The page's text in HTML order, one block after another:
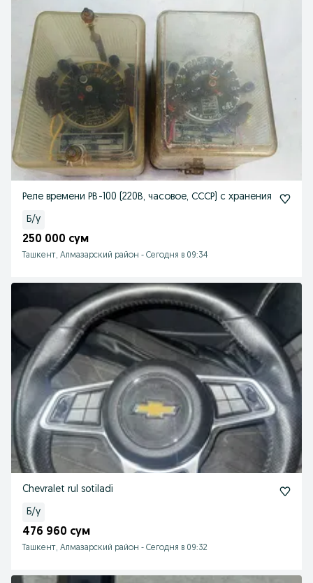
Реле времени РВ-100 (220В, часовое, СССР) с хранения
Б/у
250 000 сум
Ташкент, Алмазарский район - Сегодня в 09:34
Chevralet rul sotiladi
Б/у
476 960 сум
Ташкент, Алмазарский район - Сегодня в 09:32